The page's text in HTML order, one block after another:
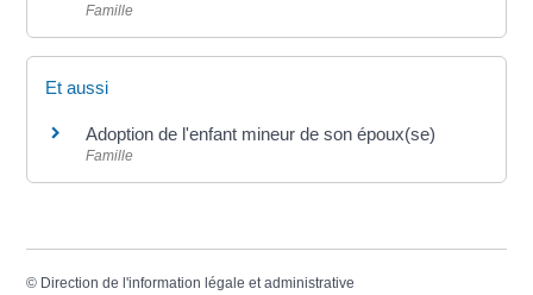
Famille
Et aussi
Adoption de l'enfant mineur de son époux(se)
Famille
© Direction de l'information légale et administrative